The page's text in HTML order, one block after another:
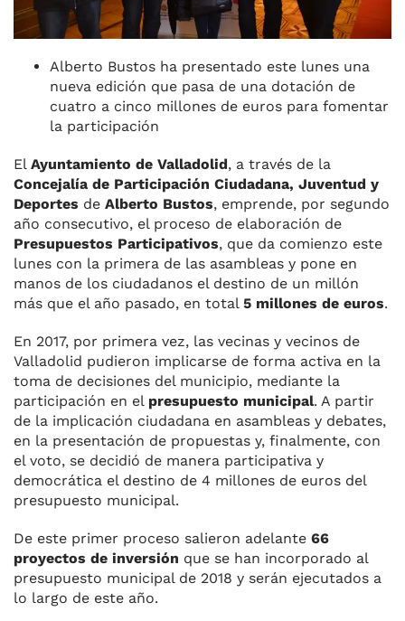
Alberto Bustos ha presentado este lunes una
nueva edición que pasa de una dotación de
cuatro a cinco millones de euros para fomentar
la participación
El Ayuntamiento de Valladolid, a través de la
Concejalía de Participación Ciudadana, Juventud y
Deportes de Alberto Bustos, emprende, por segundo
año consecutivo, el proceso de elaboración de
Presupuestos Participativos, que da comienzo este
lunes con la primera de las asambleas y pone en
manos de los ciudadanos el destino de un millón
más que el año pasado, en total 5 millones de euros.
En 2017, por primera vez, las vecinas y vecinos de
Valladolid pudieron implicarse de forma activa en la
toma de decisiones del municipio, mediante la
participación en el presupuesto municipal. A partir
de la implicación ciudadana en asambleas y debates,
en la presentación de propuestas y, finalmente, con
el voto, se decidió de manera participativa y
democrática el destino de 4 millones de euros del
presupuesto municipal.
De este primer proceso salieron adelante 66
proyectos de inversión que se han incorporado al
presupuesto municipal de 2018 y serán ejecutados a
lo largo de este año.